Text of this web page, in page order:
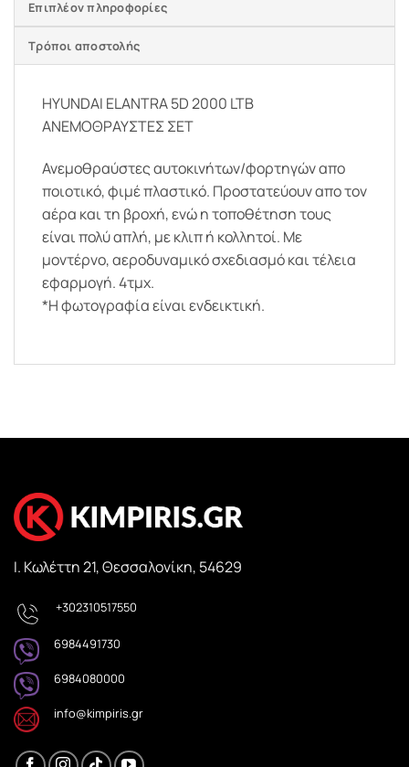
Επιπλέον πληροφορίες
Τρόποι αποστολής
HYUNDAI ELANTRA 5D 2000 LTB
ΑΝΕΜΟΘΡΑΥΣΤΕΣ ΣΕΤ
Ανεμοθραύστες αυτοκινήτων/φορτηγών απο
ποιοτικό, φιμέ πλαστικό. Προστατεύουν απο τον
αέρα και τη βροχή, ενώ η τοποθέτηση τους
είναι πολύ απλή, με κλιπ ή κολλητοί. Με
μοντέρνο, αεροδυναμικό σχεδιασμό και τέλεια
εφαρμογή. 4τμχ.
*Η φωτογραφία είναι ενδεικτική.
Ι. Κωλέττη 21, Θεσσαλονίκη, 54629
+302310517550
6984491730
6984080000
info@kimpiris.gr